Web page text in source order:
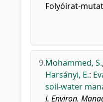
Folyóirat-
9.Mohammed, S.,
Harsányi, E.:
soil-water
J. Environ.